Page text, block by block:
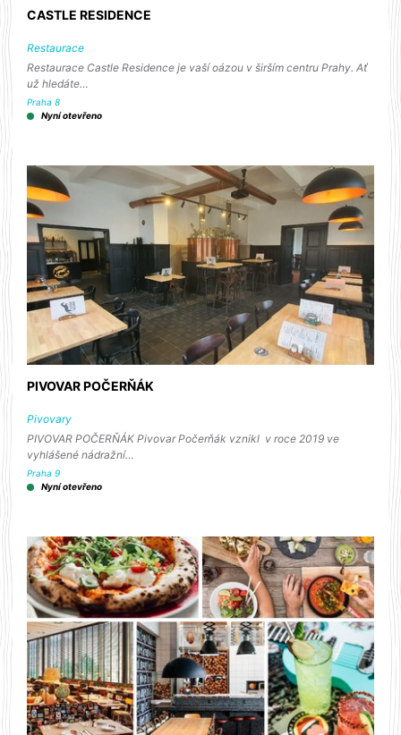
CASTLE RESIDENCE
Restaurace
Restaurace Castle Residence je vaší oázou v širším centru Prahy. Ať
už hledáte…
Praha 8
Nyní otevřeno
PIVOVAR POČERŇÁK
Pivovary
PIVOVAR POČERŇÁK Pivovar Počerňák vznikl v roce 2019 ve
vyhlášené nádražní…
Praha 9
Nyní otevřeno